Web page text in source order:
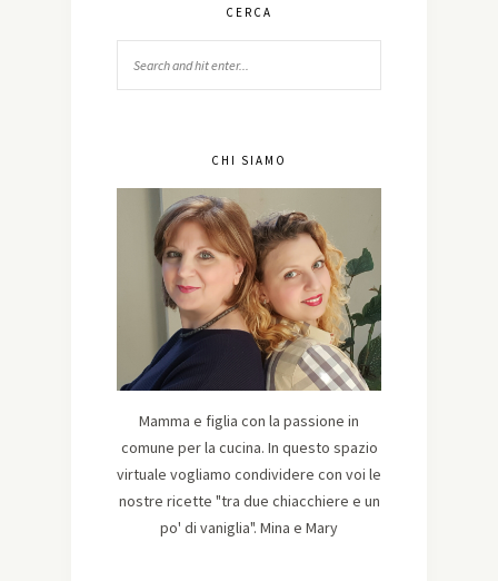
CERCA
CHI SIAMO
Mamma e figlia con la passione in
comune per la cucina. In questo spazio
virtuale vogliamo condividere con voi le
nostre ricette "tra due chiacchiere e un
po' di vaniglia". Mina e Mary